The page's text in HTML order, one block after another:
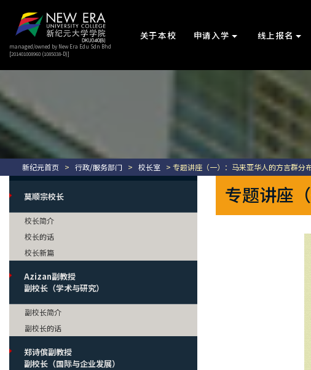
managed/owned by New Era Edu Sdn Bhd
[201401008960 (1085038-D)]
关于本校 申请入学 线上报名
新纪元首页 > 行政/服务部门 > 校长室 > 专题讲座（一）：马来亚华人的方言群分
莫顺宗校长
校长简介
校长的话
校长新篇
Azizan副教授
副校长（学术与研究）
副校长简介
副校长的话
郑诗傧副教授
副校长（国际与企业发展）
专题讲座